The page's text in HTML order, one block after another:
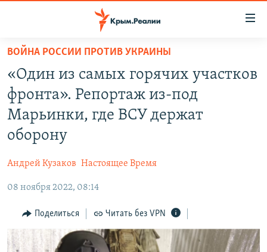
Вернуться
основному
содержанию
Вернутся
главной
Вернутся
СПЕЦПРОЕКТЫ
КАРТА ВОЕННЫХ ОБЪЕКТОВ КРЫМА
ВОДА
ИСТОРИЯ
ИНТЕРАКТИВ
ИНФОГРАФИКА
ТЕЛЕПРОЕКТ КРЫМ.РЕАЛИИ
СОВЕТЫ ПРАВОЗАЩИТНИКОВ
РАДІО СВОБОДА
КАК ОБОЙТИ БЛОКИРОВКУ
Qırımtatar
ВОЙНА РОССИИ ПРОТИВ УКРАИНЫ
«Один из самых горячих участков
фронта». Репортаж из-под
Марьинки, где ВСУ держат
оборону
Андрей Кузаков Настоящее Время
08 ноября 2022, 08:14
Поделиться Читать без VPN